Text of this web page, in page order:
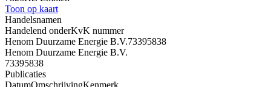
Toon op kaart
Handelsnamen
Handelend onderKvK nummer
Henom Duurzame Energie B.V.73395838
Henom Duurzame Energie B.V.
73395838
Publicaties
DatumOmschrijvingKenmerk